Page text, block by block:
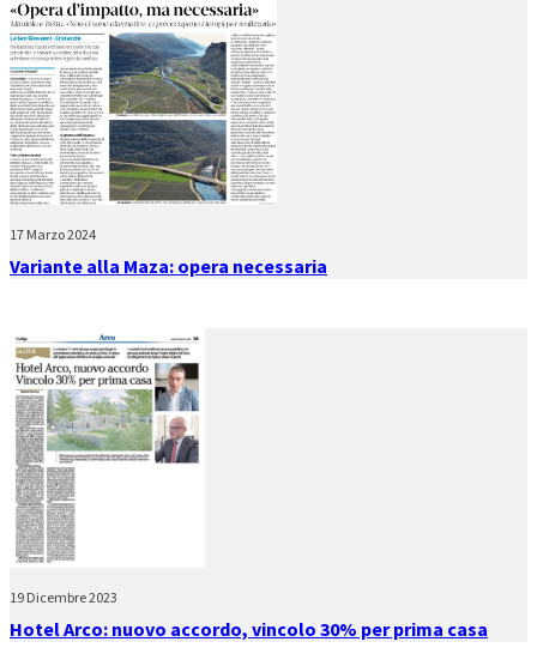
17 Marzo 2024
Variante alla Maza: opera necessaria
19 Dicembre 2023
Hotel Arco: nuovo accordo, vincolo 30% per prima casa